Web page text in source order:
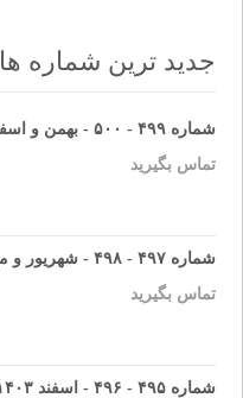
جدید ترین شماره ها
شماره ۴۹۹ - ۵۰۰ - بهمن و اسفند ماه ۱۴۰۴
تماس بگیرید
شماره ۴۹۷ - ۴۹۸ - شهریور و مهرماه ۱۴۰۴
تماس بگیرید
شماره ۴۹۵ - ۴۹۶ - اسفند ۱۴۰۳ و فروردین ۱۴۰۴